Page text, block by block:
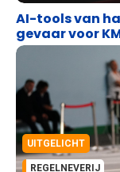
AI-tools van
gevaar voor
UITGELICHT
REGELNEVERIJ